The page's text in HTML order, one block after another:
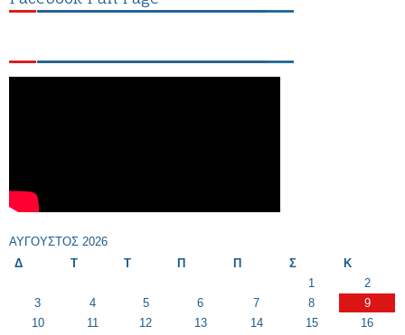
ΑΎΓΟΥΣΤΟΣ 2026
Δ
Τ Τ Π Π Σ Κ
1
2
3
4 5 6 7 8
9
10
11 12 13 14 15
16